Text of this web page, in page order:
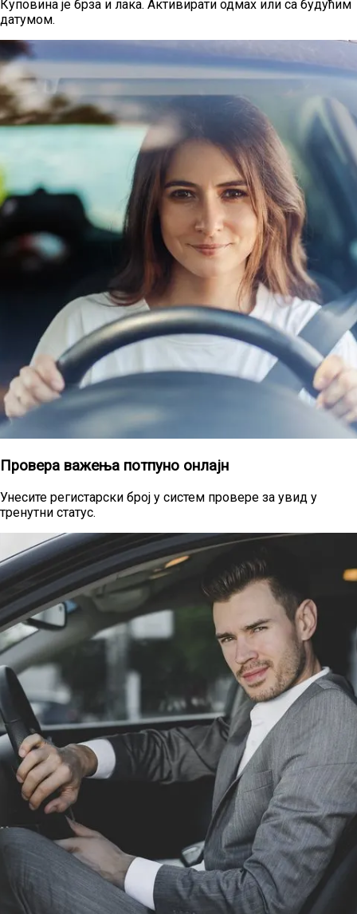
Куповина је брза и лака. Активирати одмах или са будућим
датумом.
Провера важења потпуно онлајн
Унесите регистарски број у систем провере за увид у
тренутни статус.